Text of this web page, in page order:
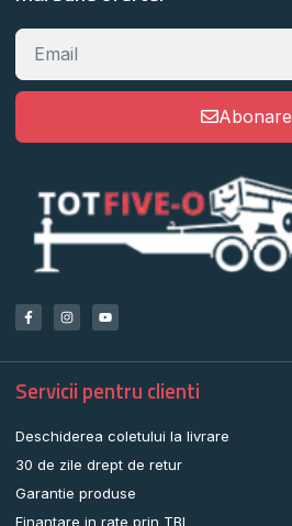
Abonare
Servicii pentru clienti
Deschiderea coletului la livrare
30 de zile drept de retur
Garantie produse
Finantare in rate prin TBI